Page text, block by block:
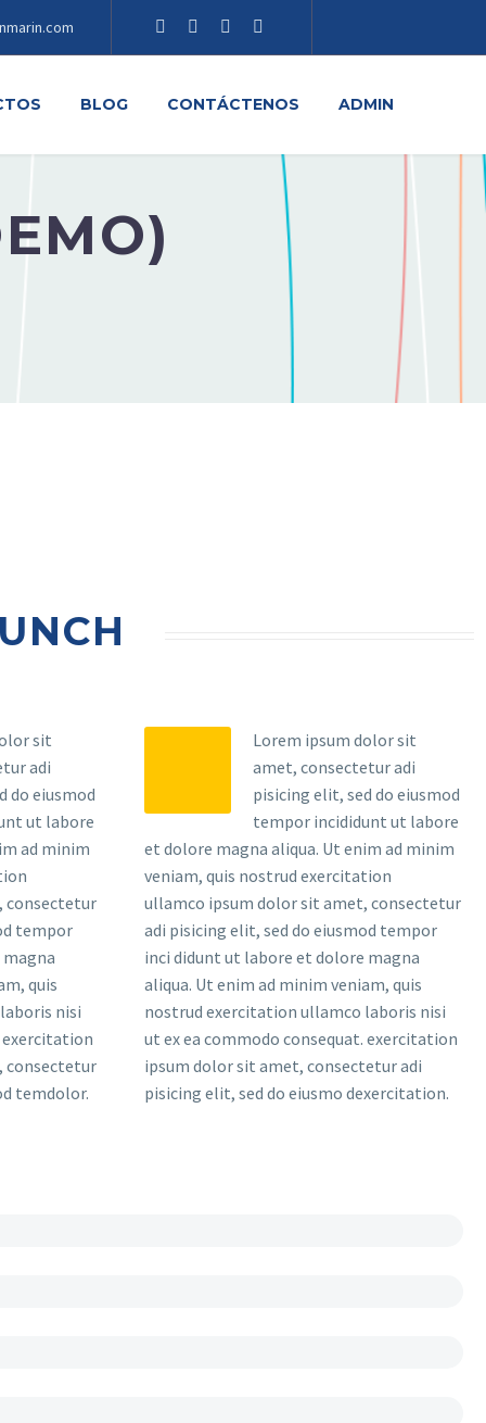
BLOG CONTÁCTENOS ADMIN
sit
adi
do eiusmod
ut labore
ad minim
consectetur
tempor
quis
nisi
exercitation
consectetur
temdolor.
Lorem ipsum dolor sit
amet, consectetur adi
pisicing elit, sed do eiusmod
tempor incididunt ut labore
et dolore magna aliqua. Ut enim ad minim
veniam, quis nostrud exercitation
ullamco ipsum dolor sit amet, consectetur
adi pisicing elit, sed do eiusmod tempor
inci didunt ut labore et dolore magna
aliqua. Ut enim ad minim veniam, quis
nostrud exercitation ullamco laboris nisi
ut ex ea commodo consequat. exercitation
ipsum dolor sit amet, consectetur adi
pisicing elit, sed do eiusmo dexercitation.